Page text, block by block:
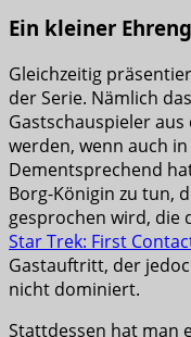
Ein kleiner
Gleichzeitig
der Serie. Nämlich
Gastschauspieler
werden, wenn auch
Dementsprechend
Borg-Königin zu tun,
gesprochen wird, die
Star Trek: First
Gastauftritt, der
nicht dominiert.
Stattdessen hat man